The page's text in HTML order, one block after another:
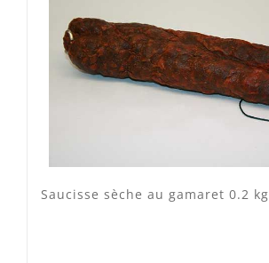
Saucisse sèche au gamaret 0.2 kg